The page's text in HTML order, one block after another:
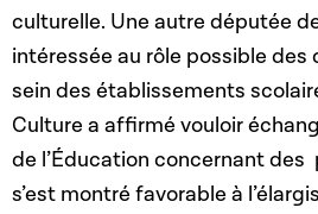
culturelle. Une autre députée
intéressée au rôle possible des
sein des établissements
Culture a affirmé vouloir
de l’Éducation concernant
s’est montré favorable à